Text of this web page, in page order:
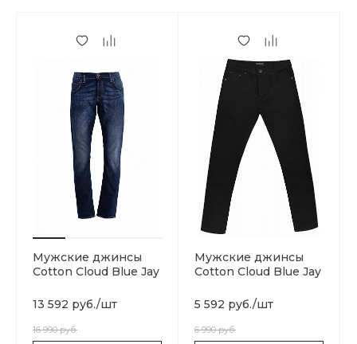
Мужские джинсы
Cotton Cloud Blue Jay
13 592 руб./шт
16 990 руб.
Мужские джинсы
Cotton Cloud Blue Jay
5 592 руб./шт
6 990 руб.